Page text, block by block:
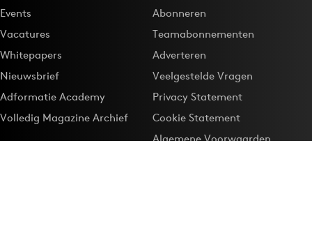
Events
Vacatures
Whitepapers
Nieuwsbrief
Adformatie Academy
Volledig Magazine Archief
Abonneren
Teamabonnementen
Adverteren
Veelgestelde Vragen
Privacy Statement
Cookie Statement
Algemene Voorwaarden